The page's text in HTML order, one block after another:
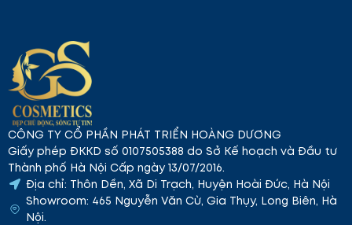
#04 French Kiss – Hồng nâu
ấm mang lại sự quyến rũ và thanh lịch. Phù hợp cho
những ai yêu thích vẻ đẹp nhẹ nhàng nhưng vẫn đậm
chất nữ tính.
CÔNG TY CỔ PHẦN PHÁT TRIỂN HOÀNG DƯƠNG
Giấy phép ĐKKD số 0107505388 do Sở Kế hoạch và Đầu tư
Thành phố Hà Nội Cấp ngày 13/07/2016.
Địa chỉ: Thôn Dền, Xã Di Trạch, Huyện Hoài Đức, Hà Nội
Showroom: 465 Nguyễn Văn Cừ, Gia Thụy, Long Biên, Hà
Nội.